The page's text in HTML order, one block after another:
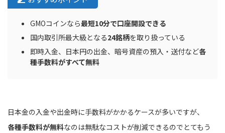
GMOコインなら最短10分で口座開設できる
国内取引所最大級となる24銘柄を取り扱っている
即時入金、日本円の出金、暗号資産の預入・送付など各
種手数料がすべて無料
日本金の入金や出金時に手数料がかかるケースが多いですが、
各種手数料が無料なのは無駄なコストが削減できるのでとてもう